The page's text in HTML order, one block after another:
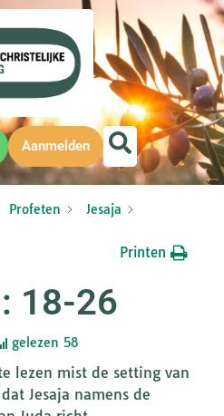
Aanmelden
Profeten
Jesaja
Printen
18-26
gelezen 58
lezen mist de setting van
Jesaja namens de